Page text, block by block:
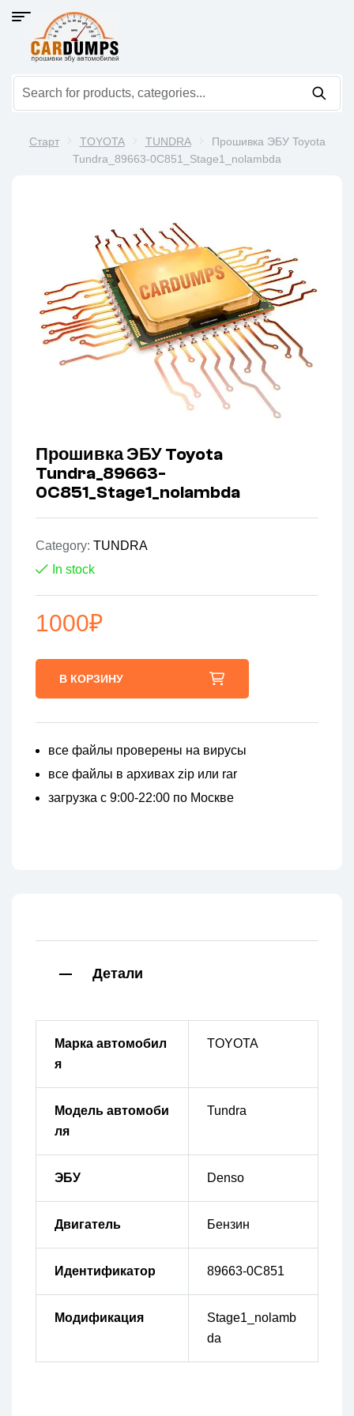
Старт TOYOTA TUNDRA
Прошивка ЭБУ Toyota
Tundra_89663-0C851_Stage1_nolambda
Прошивка ЭБУ Toyota
Tundra_89663-
0C851_Stage1_nolambda
Category: TUNDRA
In stock
1000₽
В КОРЗИНУ
все файлы проверены на вирусы
все файлы в архивах zip или rar
загрузка с 9:00-22:00 по Москве
Детали
Марка автомобил
я
TOYOTA
Модель автомоби
ля
Tundra
ЭБУ Denso
Двигатель Бензин
Идентификатор 89663-0C851
Модификация
Stage1_nolamb
da